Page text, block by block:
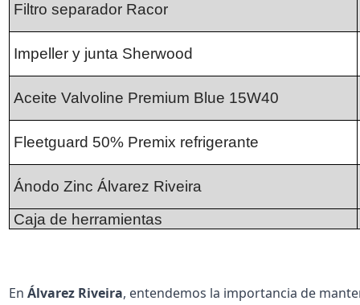
Filtro separador Racor
Impeller y junta Sherwood
Aceite Valvoline Premium Blue 15W40
Fleetguard 50% Premix refrigerante
Ánodo Zinc Álvarez Riveira
Caja de herramientas
En Álvarez Riveira, entendemos la importancia de